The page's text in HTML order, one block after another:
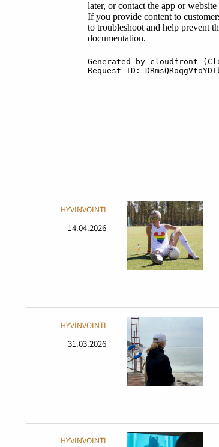
HYVINVOINTI
14.04.2026
HYVINVOINTI
31.03.2026
HYVINVOINTI